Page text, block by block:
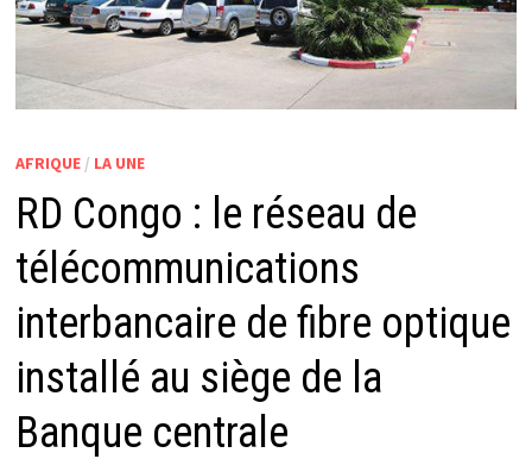
AFRIQUE/ LA UNE
RD Congo : le réseau de
télécommunications
interbancaire de fibre optique
installé au siège de la
Banque centrale